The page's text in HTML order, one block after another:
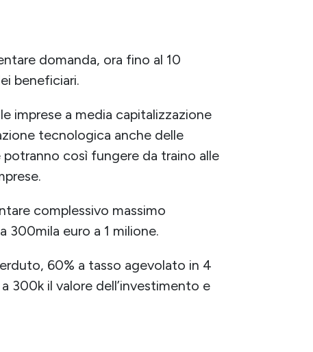
domanda, ora fino al 10
beneficiari.
imprese a media capitalizzazione
tecnologica anche delle
così fungere da traino alle
complessivo massimo
300mila euro a 1 milione.
60% a tasso agevolato in 4
300k il valore dell’investimento e